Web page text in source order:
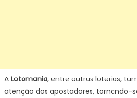
A Lotomania, entre outras loterias,
atenção dos apostadores, tornando-